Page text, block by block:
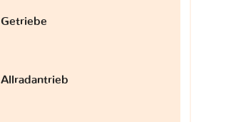
Getriebe
Allradantrieb